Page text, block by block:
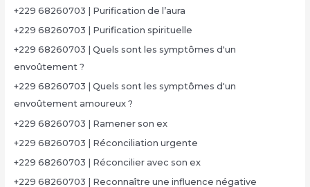
+229 68260703 | Purification de l’aura
+229 68260703 | Purification spirituelle
+229 68260703 | Quels sont les symptômes d'un
envoûtement ?
+229 68260703 | Quels sont les symptômes d'un
envoûtement amoureux ?
+229 68260703 | Ramener son ex
+229 68260703 | Réconciliation urgente
+229 68260703 | Réconcilier avec son ex
+229 68260703 | Reconnaître une influence négative